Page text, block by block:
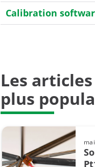
Calibration
Industrie 4.0
Mesure de
Sondes résistives
Sécurité
Les
plus